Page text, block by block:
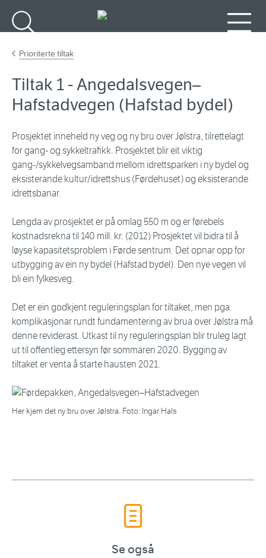
Prioriterte tiltak
Tiltak 1 - Angedalsvegen–
Hafstadvegen (Hafstad bydel)
Prosjektet inneheld ny veg og ny bru over Jølstra, tilrettelagt
for gang- og sykkeltrafikk. Prosjektet blir eit viktig
gang-/sykkelvegsamband mellom idrettsparken i ny bydel og
eksisterande kultur/idrettshus (Førdehuset) og eksisterande
idrettsbanar.
Lengda av prosjektet er på omlag 550 m og er førebels
kostnadsrekna til 140 mill. kr. (2012) Prosjektet vil bidra til å
løyse kapasitetsproblem i Førde sentrum. Det opnar opp for
utbygging av ein ny bydel (Hafstad bydel). Den nye vegen vil
bli ein fylkesveg.
Det er ein godkjent reguleringsplan for tiltaket, men pga.
komplikasjonar rundt fundamentering av brua over Jølstra må
denne reviderast. Utkast til ny reguleringsplan blir truleg lagt
ut til offentleg ettersyn før sommaren 2020. Bygging av
tiltaket er venta å starte hausten 2021.
Her kjem det ny bru over Jølstra. Foto: Ingar Hals
Se også